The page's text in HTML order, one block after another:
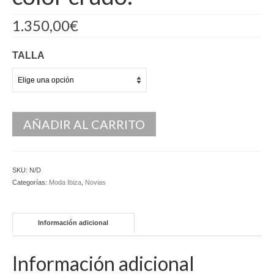
Ponchos
Vestidos Largos
Vestidos Midi
Trajes
Ceremonias
Novias
1.350,00€
TALLA
AÑADIR AL CARRITO
SKU: N/D
Categorías: Moda Ibiza Novias
Información adicional
Información adicional